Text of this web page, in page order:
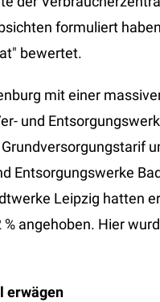
formuliert
bewertet.
mit einer
und
Entsorgungswerke
Leipzig hatten
angehoben. Hier
erwägen